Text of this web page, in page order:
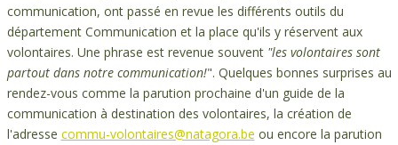
communication, ont passé en revue les différents outils du
département Communication et la place qu'ils y réservent aux
volontaires. Une phrase est revenue souvent "les volontaires sont
partout dans notre communication!". Quelques bonnes surprises au
rendez-vous comme la parution prochaine d'un guide de la
communication à destination des volontaires, la création de
l'adresse commu-volontaires@natagora.be ou encore la parution